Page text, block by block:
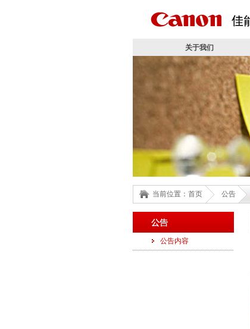
关于我们
当前位置： 首页 公告
公告内容